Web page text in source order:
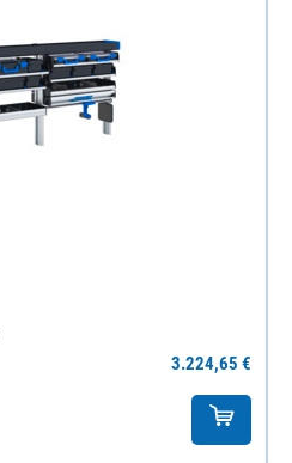
3.224,65 €